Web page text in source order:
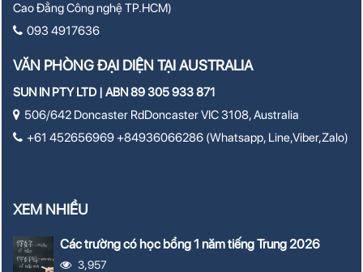
Cao Đẳng Công nghệ TP.HCM)
093 4917636
VĂN PHÒNG ĐẠI DIỆN TẠI AUSTRALIA
SUN IN PTY LTD | ABN 89 305 933 871
506/642 Doncaster RdDoncaster VIC 3108, Australia
+61 452656969 +84936066286 (Whatsapp, Line,Viber,Zalo)
XEM NHIỀU
Các trường có học bổng 1 năm tiếng Trung 2026
3,957